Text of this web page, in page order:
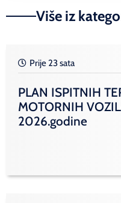
Više iz
Prije 23 sata
PLAN ISPITNIH
MOTORNIH
2026.godine